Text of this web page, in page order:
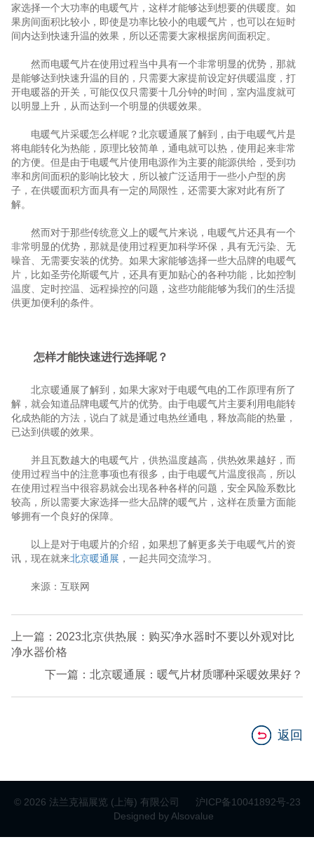
家选择一个大功率的电暖气片，这样才能够达到想要的供暖度。如
果房间面积比较小，即使是功率比较小的电暖气片，也可以在短时
间内达到快速升温的效果，所以还需要大家根据房间面积定。
然而电暖气片在使用过程当中具有一个非常明显的优势，那就
是能够达到快速升温的目的，只需要大家提前设定好供暖温度，打
开电暖器的开关，可能仅仅只需要十几分钟的时间，室内温度就可
以明显上升，从而达到一个明显的供暖效果。
电暖气片采暖怎么样呢？北京暖通展了解到，由于电暖气片是
将电能转化为热能，原理比较简单，通电就可以热，使用起来非常
的方便。但是由于电暖气片使用电源作为主要的能源供给，受到功
率和房间面积的影响比较大，所以被广泛适用于一些小户型的房
子，在供暖面积方面具有一定的局限性，还需要大家对此有所了
解。
然而对于那些传统意义上的暖气片来说，电暖气片还具有一个
非常明显的优势，那就是使用过程更加科学环保，具有无污染、无
噪音、无需要安装的优势。如果大家能够选择一些大品牌的电暖气
片，比如圣劳伦斯暖气片，还具有更加贴心的各种功能，比如控制
温度、定时控温、远程操控的问题，这些功能能够为我们的生活提
供更加便利的条件。
怎样才能快速进行选择呢？
北京暖通展了解到，如果大家对于电暖气电的工作原理有所了
解，就会知道品牌电暖气片的优势。由于电暖气片主要利用电能转
化成热能的方法，说白了就是通过电热丝通电，释放高能的热量，
已达到供暖的效果。
并且瓦数越大的电暖气片，供热温度越高，供热效果越好，而
使用过程当中的注意事项也有很多，由于电暖气片温度很高，所以
在使用过程当中很容易就会出现各种各样的问题，安全风险系数比
较高，所以需要大家选择一些大品牌的暖气片，这样在质量方面能
够拥有一个良好的保障。
以上是对于电暖片的介绍，如果想了解更多关于电暖气片的资
讯，现在就来北京暖通展 ，一起共同交流学习。
来源：互联网
上一篇：2023北京供热展：购买净水器时不要以外观对比
净水器价格
下一篇：北京暖通展：暖气片材质哪种采暖效果好？
返回
© 2026 法兰克福展览 (上海) 有限公司
沪ICP备10041892号-23
Designed by Alsovalue